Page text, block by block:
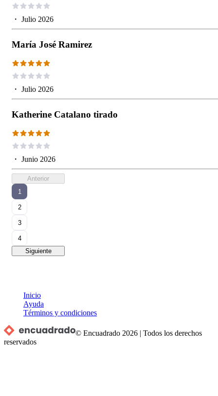
・ Julio 2026
María José Ramirez
・ Julio 2026
Katherine Catalano tirado
・ Junio 2026
Anterior
1
2
3
4
Siguiente
Inicio
Ayuda
Términos y condiciones
© Encuadrado 2026 |Todos los derechos
reservados